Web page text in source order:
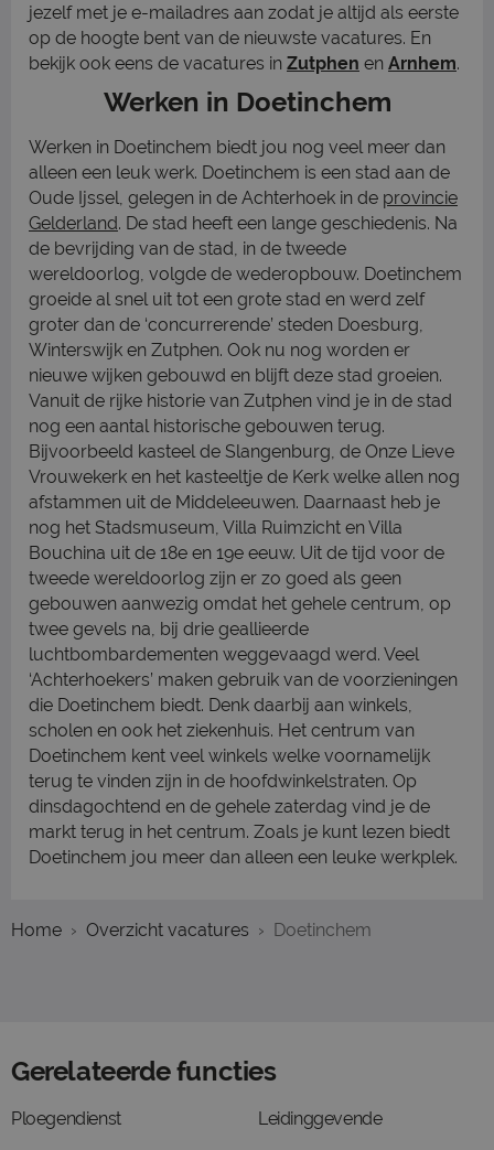
jezelf met je e-mailadres aan zodat je altijd als eerste
op de hoogte bent van de nieuwste vacatures. En
bekijk ook eens de vacatures in Zutphen en Arnhem.
Werken in Doetinchem
Werken in Doetinchem biedt jou nog veel meer dan
alleen een leuk werk. Doetinchem is een stad aan de
Oude Ijssel, gelegen in de Achterhoek in de provincie
Gelderland. De stad heeft een lange geschiedenis. Na
de bevrijding van de stad, in de tweede
wereldoorlog, volgde de wederopbouw. Doetinchem
groeide al snel uit tot een grote stad en werd zelf
groter dan de ‘concurrerende’ steden Doesburg,
Winterswijk en Zutphen. Ook nu nog worden er
nieuwe wijken gebouwd en blijft deze stad groeien.
Vanuit de rijke historie van Zutphen vind je in de stad
nog een aantal historische gebouwen terug.
Bijvoorbeeld kasteel de Slangenburg, de Onze Lieve
Vrouwekerk en het kasteeltje de Kerk welke allen nog
afstammen uit de Middeleeuwen. Daarnaast heb je
nog het Stadsmuseum, Villa Ruimzicht en Villa
Bouchina uit de 18e en 19e eeuw. Uit de tijd voor de
tweede wereldoorlog zijn er zo goed als geen
gebouwen aanwezig omdat het gehele centrum, op
twee gevels na, bij drie geallieerde
luchtbombardementen weggevaagd werd. Veel
‘Achterhoekers’ maken gebruik van de voorzieningen
die Doetinchem biedt. Denk daarbij aan winkels,
scholen en ook het ziekenhuis. Het centrum van
Doetinchem kent veel winkels welke voornamelijk
terug te vinden zijn in de hoofdwinkelstraten. Op
dinsdagochtend en de gehele zaterdag vind je de
markt terug in het centrum. Zoals je kunt lezen biedt
Doetinchem jou meer dan alleen een leuke werkplek.
Home Overzicht vacatures Doetinchem
Gerelateerde functies
Ploegendienst Leidinggevende